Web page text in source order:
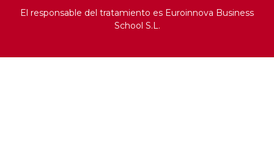
El responsable del tratamiento es Euroinnova Business
School S.L.